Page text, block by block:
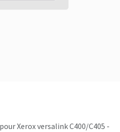
Xerox versalink C400/C405 -